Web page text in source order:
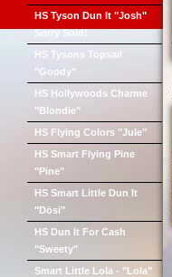
HS Tyson Dun It "Josh"
Sorry Sold!
HS Tysons Topsail
"Goody"
HS Hollywoods Charme
"Blondie"
HS Flying Colors "Jule"
HS Smart Flying Pine
"Pine"
HS Smart Little Dun It
"Dösi"
HS Dun It For Cash
"Sweety"
Smart Little Lola - "Lola"